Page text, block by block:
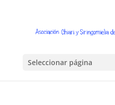
Seleccionar página